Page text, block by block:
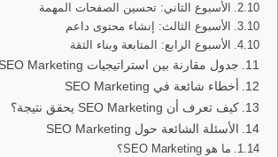
الأسبوع الثاني: تحسين الصفحات المهمة
الأسبوع الثالث: إنشاء محتوى داعم
الأسبوع الرابع: المتابعة وبناء الثقة
جدول مقارنة بين استراتيجيات SEO Marketing
أخطاء شائعة في SEO Marketing
كيف تعرف أن SEO Marketing يحقق نتيجة؟
الأسئلة الشائعة حول SEO Marketing
ما هو SEO Marketing؟